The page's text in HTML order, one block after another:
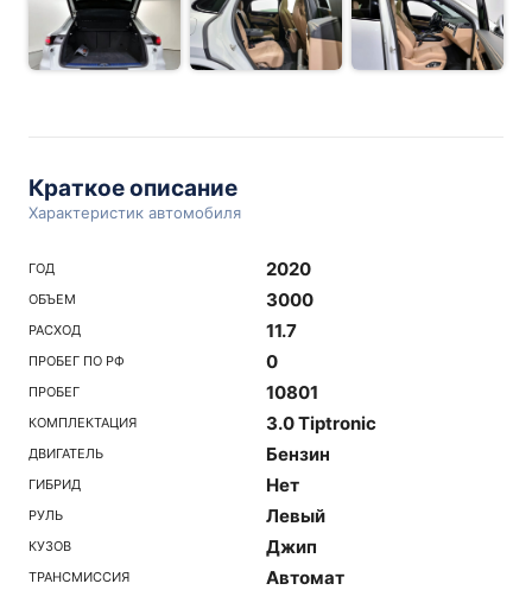
Краткое описание
Характеристик автомобиля
ГОД 2020
ОБЪЕМ 3000
РАСХОД 11.7
ПРОБЕГ ПО РФ 0
ПРОБЕГ 10801
КОМПЛЕКТАЦИЯ 3.0 Tiptronic
ДВИГАТЕЛЬ Бензин
ГИБРИД Нет
РУЛЬ Левый
КУЗОВ Джип
ТРАНСМИССИЯ Автомат